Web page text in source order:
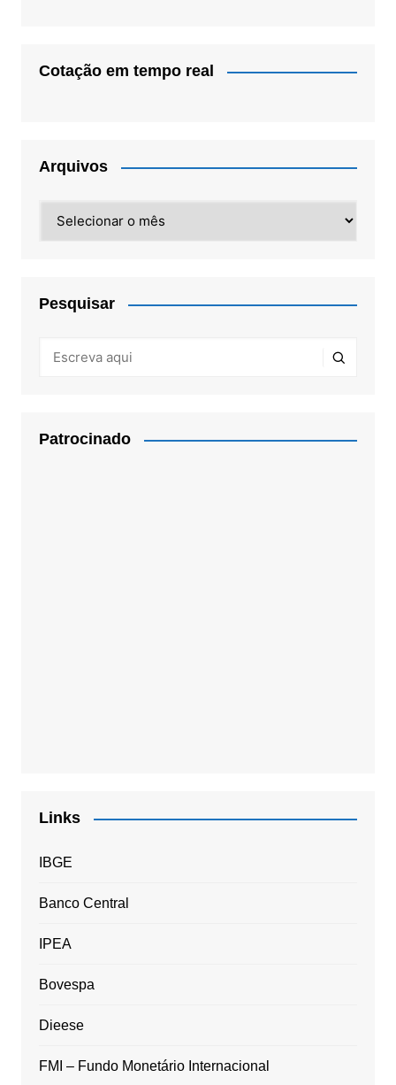
Cotação em tempo real
Arquivos
Pesquisar
Patrocinado
Links
IBGE
Banco Central
IPEA
Bovespa
Dieese
FMI – Fundo Monetário Internacional